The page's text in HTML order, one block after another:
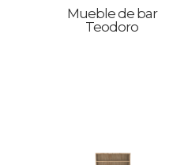
Mueble de bar
Teodoro